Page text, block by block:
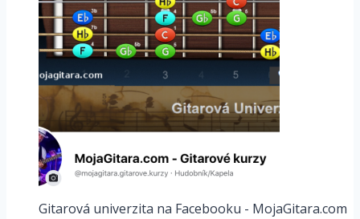
Gitarová univerzita na Facebooku - MojaGitara.com